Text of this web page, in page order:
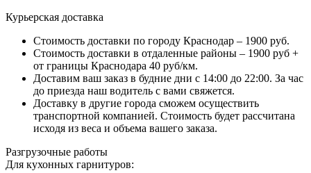
Курьерская доставка
Стоимость доставки по городу Краснодар – 1900 руб.
Стоимость доставки в отдаленные районы – 1900 руб +
от границы Краснодара 40 руб/км.
Доставим ваш заказ в будние дни с 14:00 до 22:00. За час
до приезда наш водитель с вами свяжется.
Доставку в другие города сможем осуществить
транспортной компанией. Стоимость будет рассчитана
исходя из веса и объема вашего заказа.
Разгрузочные работы
Для кухонных гарнитуров: